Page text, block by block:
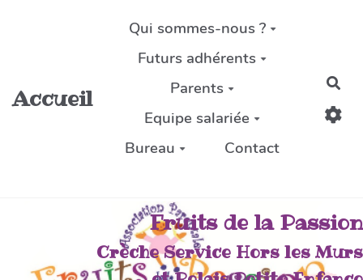
Aller au contenu principal
Accueil
Qui sommes-nous ?
Futurs adhérents
Parents
Equipe salariée
Bureau
Contact
Fruits de la Passion
Crèche Service Hors les Murs